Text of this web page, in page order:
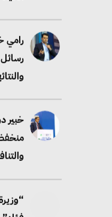
رامي
رسائل
خبير